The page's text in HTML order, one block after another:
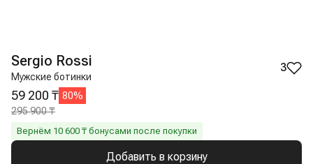
Sergio Rossi
Мужские ботинки
3
59 200 ₸ 80%
295 900 ₸
Вернём 10 600 ₸ бонусами после покупки
Добавить в корзину